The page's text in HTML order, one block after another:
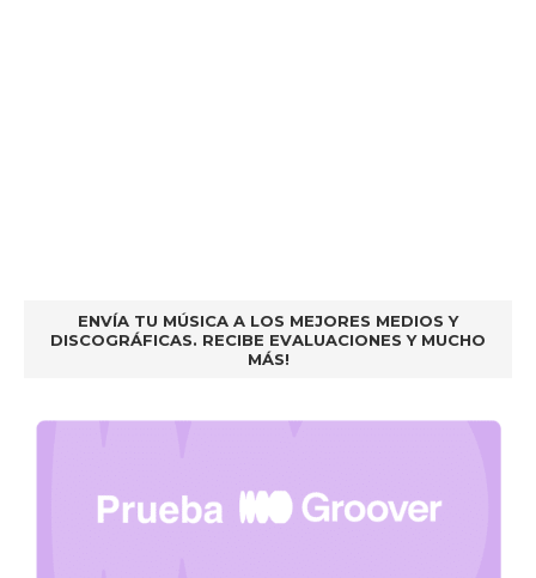
ENVÍA TU MÚSICA A LOS MEJORES MEDIOS Y
DISCOGRÁFICAS. RECIBE EVALUACIONES Y MUCHO
MÁS!